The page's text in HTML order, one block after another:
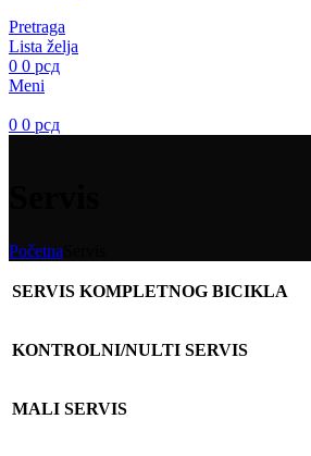
Pretraga
Lista želja
0 0 рсд
Meni
0 0 рсд
Početna
SERVIS KOMPLETNOG BICIKLA
KONTROLNI/NULTI SERVIS
MALI SERVIS